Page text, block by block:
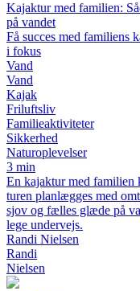
Kajaktur med familien:
på vandet
Få succes med familiens
i fokus
Vand
Vand
Kajak
Friluftsliv
Familieaktiviteter
Sikkerhed
Naturoplevelser
3 min
En kajaktur med familien
turen planlægges med
sjov og fælles glæde på
lege undervejs.
Randi Nielsen
Randi
Nielsen